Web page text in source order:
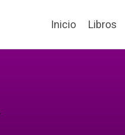
Inicio Libros